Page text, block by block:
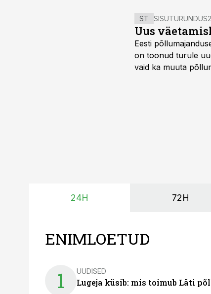
ST SISUTURUNDUS
Uus
Eesti
on toonud turule
vaid ka muuta
24H 72H
ENIMLOETUD
1 UUDISED
Lugeja küsib: mis toimub Läti